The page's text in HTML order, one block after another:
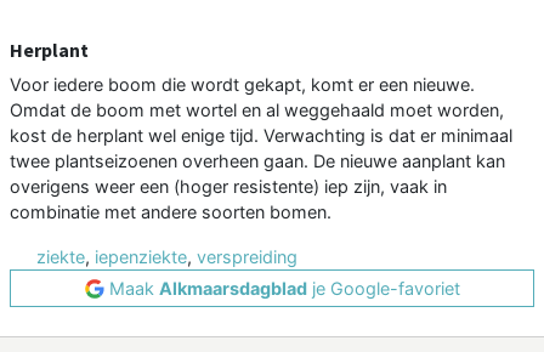
Herplant
Voor iedere boom die wordt gekapt, komt er een nieuwe.
Omdat de boom met wortel en al weggehaald moet worden,
kost de herplant wel enige tijd. Verwachting is dat er minimaal
twee plantseizoenen overheen gaan. De nieuwe aanplant kan
overigens weer een (hoger resistente) iep zijn, vaak in
combinatie met andere soorten bomen.
ziekte, iepenziekte, verspreiding
Maak Alkmaarsdagbladje Google-favoriet